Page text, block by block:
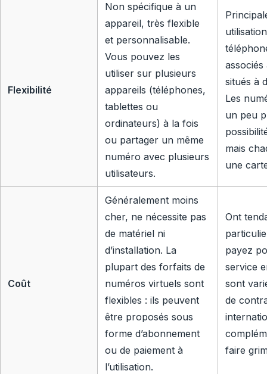
Flexibilité
Non spécifique à un
appareil, très flexible
et personnalisable.
Vous pouvez les
utiliser sur plusieurs
appareils (téléphones,
tablettes ou
ordinateurs) à la fois
ou partager un même
numéro avec plusieurs
utilisateurs.
associés
situés à
Les
un peu
mais
une
Coût
Généralement moins
cher, ne nécessite pas
de matériel ni
d’installation. La
plupart des forfaits de
numéros virtuels sont
flexibles : ils peuvent
être proposés sous
forme d’abonnement
ou de paiement à
l’utilisation.
Ont
payez
service
sont
de
faire